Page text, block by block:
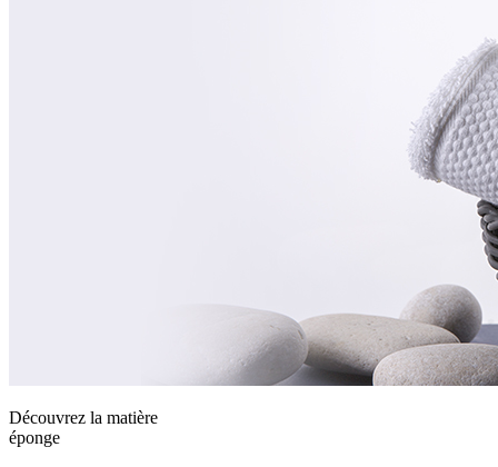
Découvrez la matière
éponge